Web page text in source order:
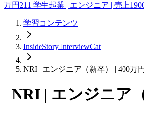
万円 211 学生起業 | エンジニア | 売上
学習コンテンツ
InsideStory InterviewCat
NRI | エンジニア（新卒） | 400万円
NRI | エンジニア